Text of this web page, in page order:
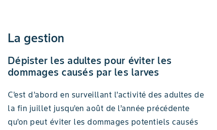
La gestion
Dépister les adultes pour éviter les
dommages causés par les larves
C’est d’abord en surveillant l’activité des adultes de
la fin juillet jusqu’en août de l’année précédente
qu’on peut éviter les dommages potentiels causés